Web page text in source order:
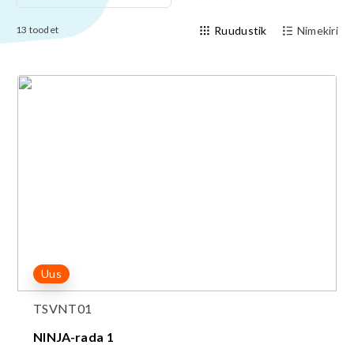
13 toodet Ruudustik Nimekiri
Uus
TSVNT01
NINJA-rada 1